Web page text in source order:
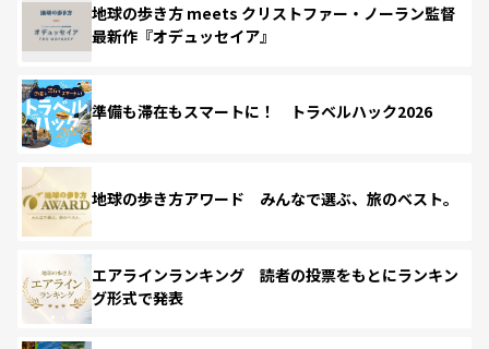
地球の歩き方 meets クリストファー・ノーラン監督
最新作『オデュッセイア』
準備も滞在もスマートに！ トラベルハック2026
地球の歩き方アワード みんなで選ぶ、旅のベスト。
エアラインランキング 読者の投票をもとにランキン
グ形式で発表